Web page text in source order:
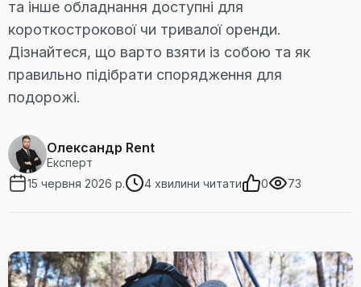
та інше обладнання доступні для
короткострокової чи тривалої оренди.
Дізнайтеся, що варто взяти із собою та як
правильно підібрати спорядження для
подорожі.
Oлександр Rent
Експерт
15 червня 2026 р.
4 хвилини читати 0 73